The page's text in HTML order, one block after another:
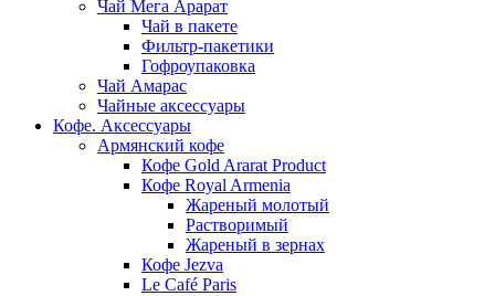
Чай Мега Арарат
Чай в пакете
Фильтр-пакетики
Гофроупаковка
Чай Амарас
Чайные аксессуары
Кофе. Аксессуары
Армянский кофе
Кофе Gold Ararat Product
Кофе Royal Armenia
Жареный молотый
Растворимый
Жареный в зернах
Кофе Jezva
Le Café Paris